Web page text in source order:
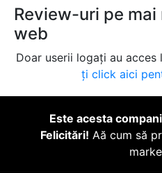
Review-uri pe
web
Doar userii logați au acces
ți click aici
Este acesta
Felicitări! Aă cum să